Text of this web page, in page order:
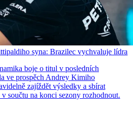
syna: Brazilec vychvaluje lídra
boje o titul v posledních
ve prospěch Andrey Kimiho
zajíždět výsledky a sbírat
součtu na konci sezony rozhodnout.